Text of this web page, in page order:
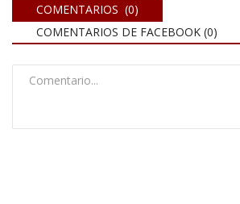
COMENTARIOS (0)
COMENTARIOS DE FACEBOOK (0)